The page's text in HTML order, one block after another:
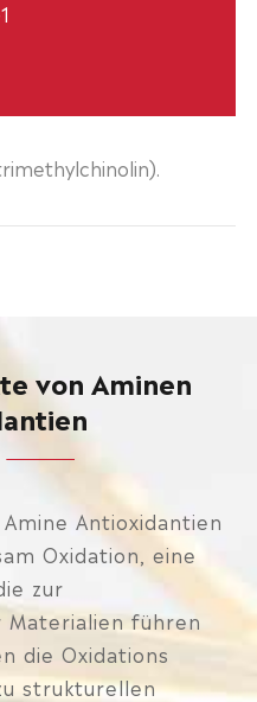
von Aminen
Antioxidantien
Oxidation, eine
zur
führen
die Oxidations
strukturellen